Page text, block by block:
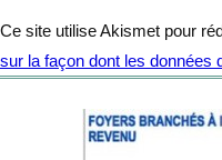
Ce site utilise Akismet pour
sur la façon dont les données